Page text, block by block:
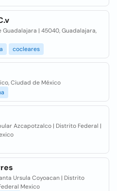
Guadalajara | 45040, Guadalajara,
cocleares
Ciudad de México
Azcapotzalco | Distrito Federal |
Ursula Coyoacan | Distrito
Mexico